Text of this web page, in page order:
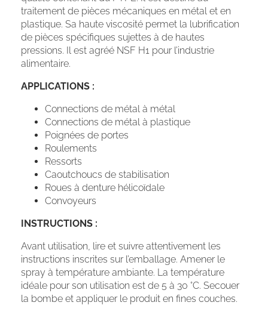
traitement de pièces mécaniques en métal et en
plastique. Sa haute viscosité permet la lubrification
de pièces spécifiques sujettes à de hautes
pressions. Il est agréé NSF H1 pour l’industrie
alimentaire.
APPLICATIONS :
Connections de métal à métal
Connections de métal à plastique
Poignées de portes
Roulements
Ressorts
Caoutchoucs de stabilisation
Roues à denture hélicoïdale
Convoyeurs
INSTRUCTIONS :
Avant utilisation, lire et suivre attentivement les
instructions inscrites sur l’emballage. Amener le
spray à température ambiante. La température
idéale pour son utilisation est de 5 à 30 °C. Secouer
la bombe et appliquer le produit en fines couches.